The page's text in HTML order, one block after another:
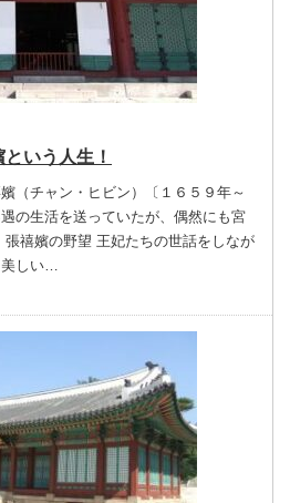
いう人生！
（チャン・ヒビン）〔１６５９年～
の生活を送っていたが、偶然にも宮
禧嬪の野望 王妃たちの世話をしなが
美しい…